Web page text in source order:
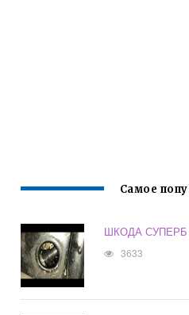
Самое
ШКОДА
3633